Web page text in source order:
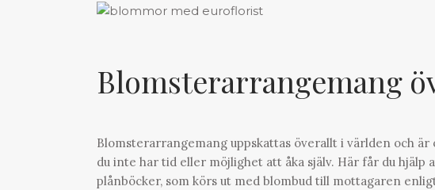
Blomsterarrangemang
Blomsterarrangemang uppskattas överallt i världen och
du inte har tid eller möjlighet att åka själv. Här får du
plånböcker, som körs ut med blombud till mottagaren